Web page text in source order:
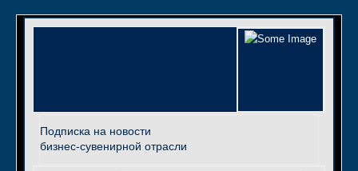
Подписка на новости
бизнес-сувенирной отрасли